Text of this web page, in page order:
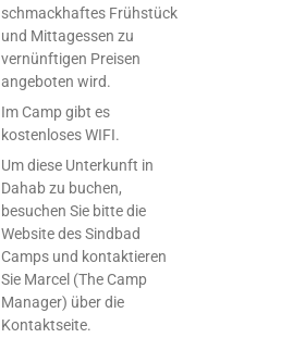
schmackhaftes Frühstück
und Mittagessen zu
vernünftigen Preisen
angeboten wird.
Im Camp gibt es
kostenloses WIFI.
Um diese Unterkunft in
Dahab zu buchen,
besuchen Sie bitte die
Website des Sindbad
Camps und kontaktieren
Sie Marcel (The Camp
Manager) über die
Kontaktseite.